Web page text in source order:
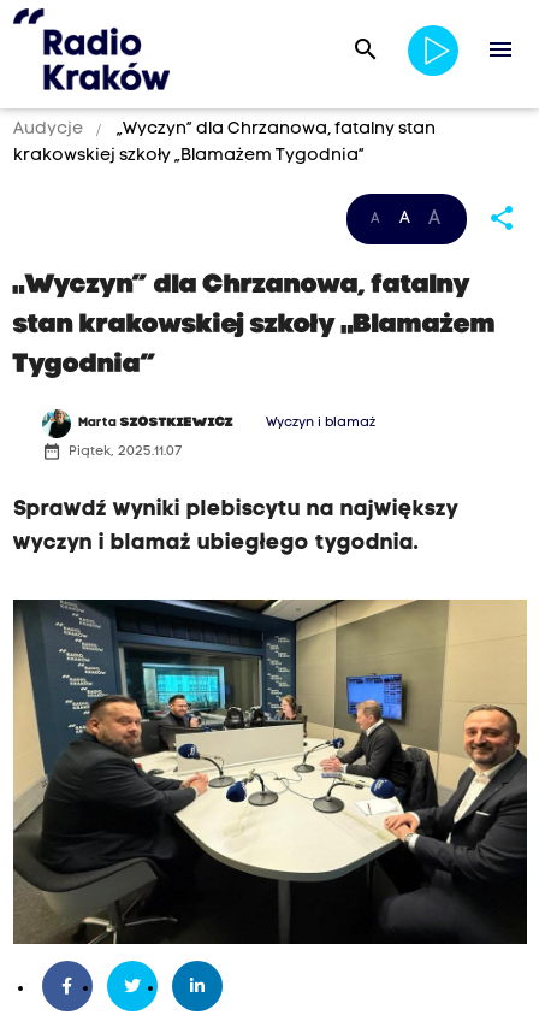
search menu
Audycje
„Wyczyn” dla Chrzanowa, fatalny stan
krakowskiej szkoły „Blamażem Tygodnia”
A A A share
„Wyczyn” dla Chrzanowa, fatalny
stan krakowskiej szkoły „Blamażem
Tygodnia”
MartaSZOSTKIEWICZ Wyczyn i blamaż
date_range Piątek, 2025.11.07
Sprawdź wyniki plebiscytu na największy
wyczyn i blamaż ubiegłego tygodnia.
0
2
8